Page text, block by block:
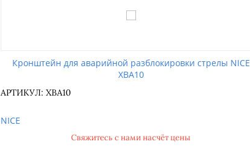
Кронштейн для аварийной разблокировки стрелы NICE
XBA10
АРТИКУЛ: XBA10
NICE
Свяжитесь с нами насчёт цены